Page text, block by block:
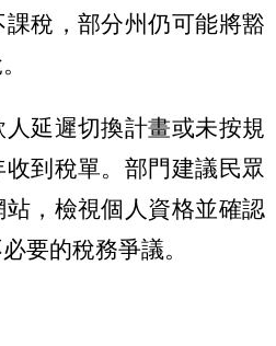
稅，部分州仍可能將豁
延遲切換計畫或未按規
到稅單。部門建議民眾
，檢視個人資格並確認
要的稅務爭議。